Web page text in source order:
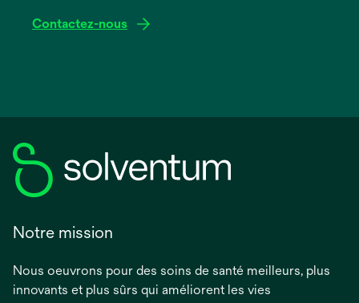
Contactez-nous
Notre mission
Nous oeuvrons pour des soins de santé meilleurs, plus
innovants et plus sûrs qui améliorent les vies